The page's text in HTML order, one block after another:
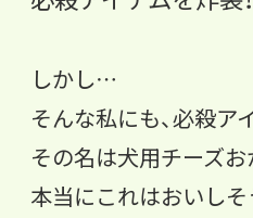
しかし…
そんな私にも、必殺ア
その名は犬用チーズお
本当にこれはおいし